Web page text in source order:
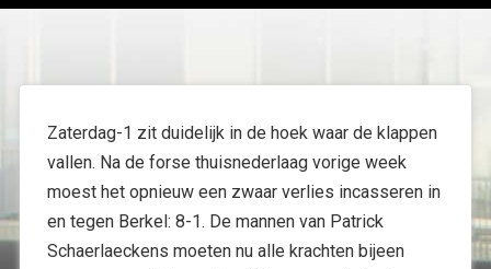
Zaterdag-1 zit duidelijk in de hoek waar de klappen
vallen. Na de forse thuisnederlaag vorige week
moest het opnieuw een zwaar verlies incasseren in
en tegen Berkel: 8-1. De mannen van Patrick
Schaerlaeckens moeten nu alle krachten bijeen